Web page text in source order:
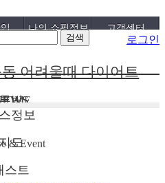
나의 쇼핑정보 고객센터
로그인
어려울때 다이어트
19]
럼비아, 자연 분해되는
류진, 동해안 산불
12]
] GS25, 워너브라더스
[04-05]
살률 증가, 10대 청소년
방
정보
도
스트
& Event